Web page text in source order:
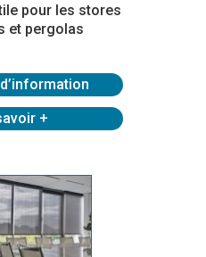
pour les stores
et pergolas
+